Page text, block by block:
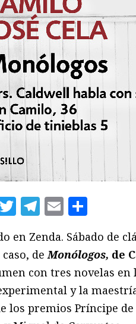
Twitter
Telegram
Email
en Zenda. Sábado de
caso, deMonólogos, de
con tres novelas en
y la
los premios Príncipe